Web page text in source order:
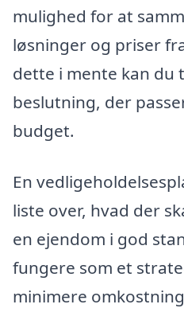
mulighed for at
løsninger og priser
dette i mente kan
beslutning, der
budget.
En
liste over, hvad der
en ejendom i god
fungere som et
minimere